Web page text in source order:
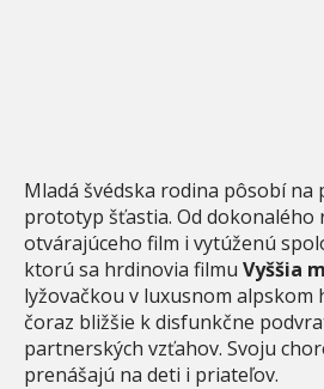
Mladá švédska rodina pôsobí na
prototyp šťastia. Od
otvárajúceho film i vytúženú
ktorú sa hrdinovia filmu Vyššia
lyžovačkou v luxusnom alpskom
čoraz bližšie k disfunkčne
partnerských vzťahov. Svoju
prenášajú na deti i priateľov.